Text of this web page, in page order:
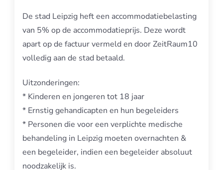
De stad Leipzig heft een accommodatiebelasting
van 5% op de accommodatieprijs. Deze wordt
apart op de factuur vermeld en door ZeitRaum10
volledig aan de stad betaald.
Uitzonderingen:
* Kinderen en jongeren tot 18 jaar
* Ernstig gehandicapten en hun begeleiders
* Personen die voor een verplichte medische
behandeling in Leipzig moeten overnachten &
een begeleider, indien een begeleider absoluut
noodzakelijk is.